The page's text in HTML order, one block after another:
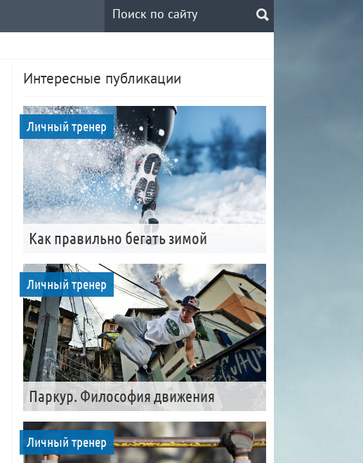
Интересные публикации
Личный тренер
Как правильно бегать зимой
Личный тренер
Паркур. Философия движения
Личный тренер